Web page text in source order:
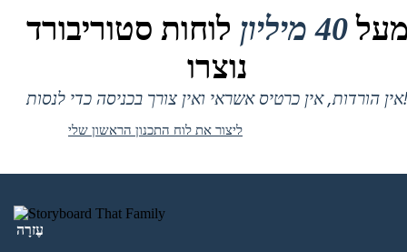
40 מיליון
לוחות סטוריבורד
נוצרו
אין הורדות, אין כרטיס אשראי ואין צורך בכניסה כדי לנסות!
ליצור את לוח התכנון הראשון שלי
עֶזרָה